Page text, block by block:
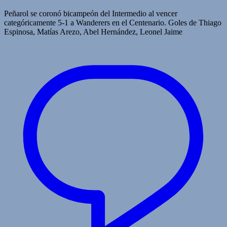
Peñarol se coronó bicampeón del Intermedio al vencer
categóricamente 5-1 a Wanderers en el Centenario. Goles de Thiago
Espinosa, Matías Arezo, Abel Hernández, Leonel Jaime